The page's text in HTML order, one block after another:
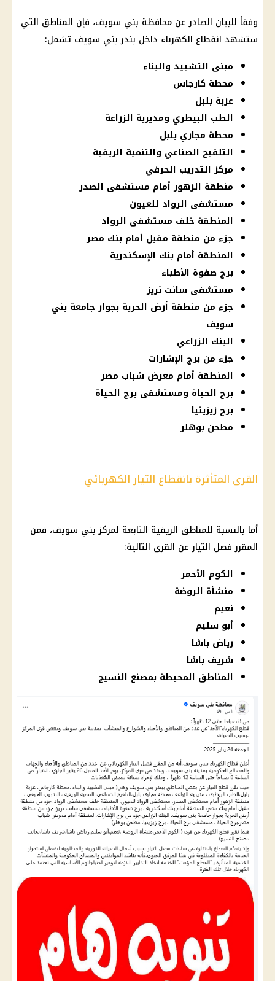
وفقاً للبيان الصادر عن محافظة بني سويف، فإن المناطق التي
ستشهد انقطاع الكهرباء داخل بندر بني سويف تشمل:
مبنى التشييد والبناء
محطة کارجاس
عزبة بلبل
الطب البيطري ومديرية الزراعة
محطة مجاري بلبل
التلقيح الصناعي والتنمية الريفية
مركز التدريب الحرفي
منطقة الزهور أمام مستشفى الصدر
مستشفى الرواد للعيون
المنطقة خلف مستشفى الرواد
جزء من منطقة مقبل أمام بنك مصر
المنطقة أمام بنك الإسكندرية
برج صفوة الأطباء
مستشفى سانت تريز
جزء من منطقة أرض الحرية بجوار جامعة بني
سويف
البنك الزراعي
جزء من برج الإشارات
المنطقة أمام معرض شباب مصر
برج الحياة ومستشفى برج الحياة
برج زيزينيا
مطحن بوهلر
القرى المتأثرة بانقطاع التيار الكهربائي
أما بالنسبة للمناطق الريفية التابعة لمركز بني سويف، فمن
المقرر فصل التيار عن القرى التالية:
الكوم الأحمر
منشأة الروضة
نعيم
أبو سليم
رياض باشا
شريف باشا
المناطق المحيطة بمصنع النسيج